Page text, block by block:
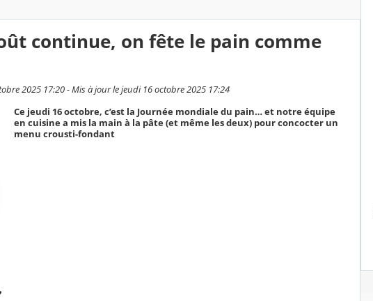
continue, on fête le pain comme
2025 17:20 - Mis à jour le jeudi 16 octobre 2025 17:24
Ce jeudi 16 octobre, c’est la Journée mondiale du pain… et notre équipe
en cuisine a mis la main à la pâte (et même les deux) pour concocter un
menu crousti-fondant